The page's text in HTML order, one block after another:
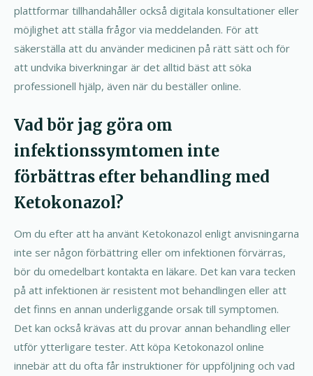
plattformar tillhandahåller också digitala konsultationer eller
möjlighet att ställa frågor via meddelanden. För att
säkerställa att du använder medicinen på rätt sätt och för
att undvika biverkningar är det alltid bäst att söka
professionell hjälp, även när du beställer online.
Vad bör jag göra om
infektionssymtomen inte
förbättras efter behandling med
Ketokonazol?
Om du efter att ha använt Ketokonazol enligt anvisningarna
inte ser någon förbättring eller om infektionen förvärras,
bör du omedelbart kontakta en läkare. Det kan vara tecken
på att infektionen är resistent mot behandlingen eller att
det finns en annan underliggande orsak till symptomen.
Det kan också krävas att du provar annan behandling eller
utför ytterligare tester. Att köpa Ketokonazol online
innebär att du ofta får instruktioner för uppföljning och vad